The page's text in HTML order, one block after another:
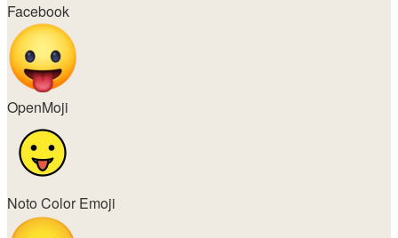
Facebook
OpenMoji
Noto Color Emoji